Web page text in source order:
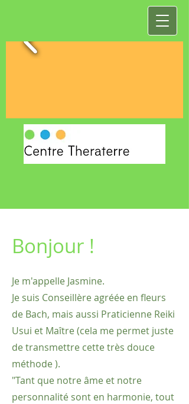
Bonjour !
Je m'appelle Jasmine.
Je suis Conseillère agréée en fleurs
de Bach, mais aussi Praticienne Reiki
Usui et Maître (cela me permet juste
de transmettre cette très douce
méthode ).
"Tant que notre âme et notre
personnalité sont en harmonie, tout